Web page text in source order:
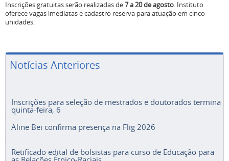
Inscrições gratuitas serão realizadas de7 a 20 de agosto. Instituto
oferece vagas imediatas e cadastro reserva para atuação em cinco
unidades.
Notícias Anteriores
Inscrições para seleção de mestrados e doutorados termina
quinta-feira, 6
Aline Bei confirma presença na Flig 2026
Retificado edital de bolsistas para curso de Educação para